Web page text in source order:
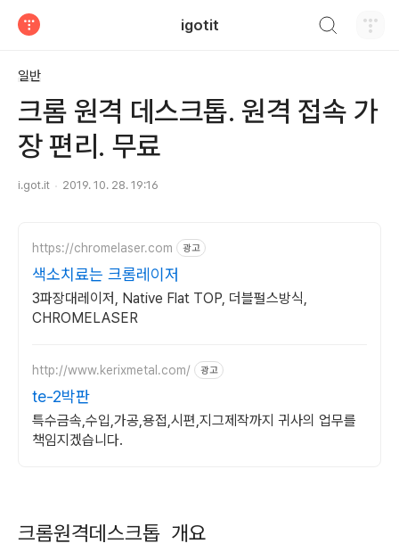
igotit
일반
크롬 원격 데스크톱. 원격 접속 가
장 편리. 무료
i.got.it 2019. 10. 28. 19:16
https://chromelaser.com 광고
색소치료는 크롬레이저
3파장대레이저, Native Flat TOP, 더블펄스방식,
CHROMELASER
http://www.kerixmetal.com/ 광고
te-2박판
특수금속,수입,가공,용접,시편,지그제작까지 귀사의 업무를
책임지겠습니다.
크롬원격데스크톱 개요